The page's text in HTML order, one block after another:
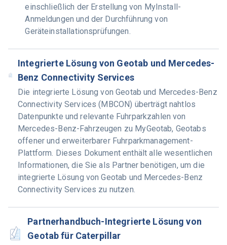
einschließlich der Erstellung von MyInstall-
Anmeldungen und der Durchführung von
Geräteinstallationsprüfungen.
Integrierte Lösung von Geotab und Mercedes-
Benz Connectivity Services
Die integrierte Lösung von Geotab und Mercedes-Benz
Connectivity Services (MBCON) überträgt nahtlos
Datenpunkte und relevante Fuhrparkzahlen von
Mercedes-Benz-Fahrzeugen zu MyGeotab, Geotabs
offener und erweiterbarer Fuhrparkmanagement-
Plattform. Dieses Dokument enthält alle wesentlichen
Informationen, die Sie als Partner benötigen, um die
integrierte Lösung von Geotab und Mercedes-Benz
Connectivity Services zu nutzen.
Partnerhandbuch-Integrierte Lösung von
Geotab für Caterpillar